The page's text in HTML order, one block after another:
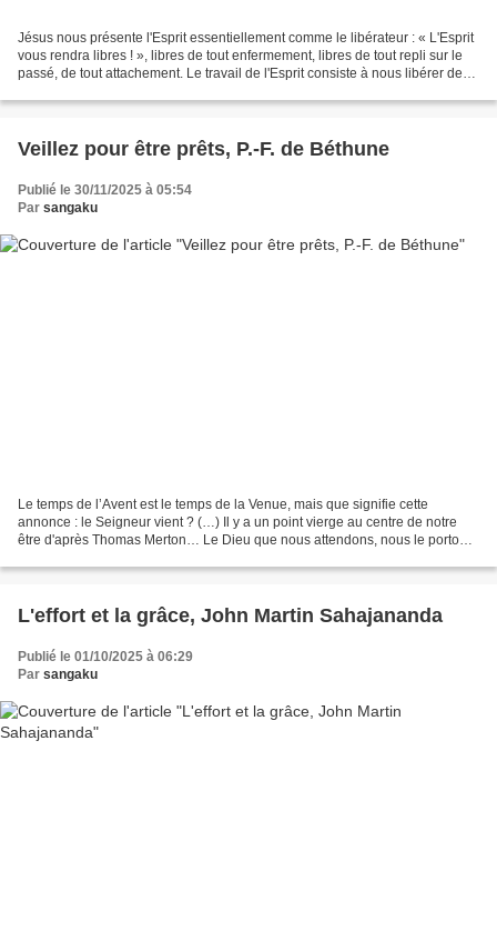
Jésus nous présente l'Esprit essentiellement comme le libérateur : « L'Esprit
vous rendra libres ! », libres de tout enfermement, libres de tout repli sur le
passé, de tout attachement. Le travail de l'Esprit consiste à nous libérer de
Veillez pour être prêts, P.-F. de Béthune
Publié le 30/11/2025 à 05:54
Par sangaku
Le temps de l’Avent est le temps de la Venue, mais que signifie cette
annonce : le Seigneur vient ? (…) Il y a un point vierge au centre de notre
être d'après Thomas Merton… Le Dieu que nous attendons, nous le portons
L'effort et la grâce, John Martin Sahajananda
Publié le 01/10/2025 à 06:29
Par sangaku